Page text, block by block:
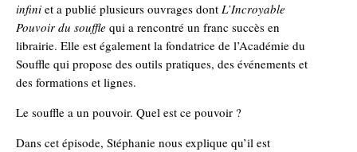
infini et a publié plusieurs ouvrages dontL’Incroyable
Pouvoir du souffle qui a rencontré un franc succès en
librairie. Elle est également la fondatrice de l’Académie du
Souffle qui propose des outils pratiques, des événements et
des formations et lignes.
Le souffle a un pouvoir. Quel est ce pouvoir ?
Dans cet épisode, Stéphanie nous explique qu’il est